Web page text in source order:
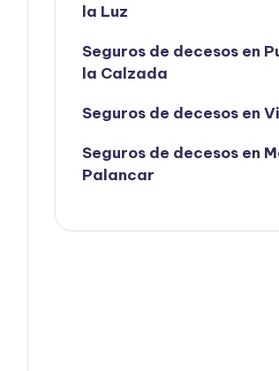
la Luz
Seguros de decesos en
la Calzada
Seguros de decesos en
Seguros de decesos en
Palancar